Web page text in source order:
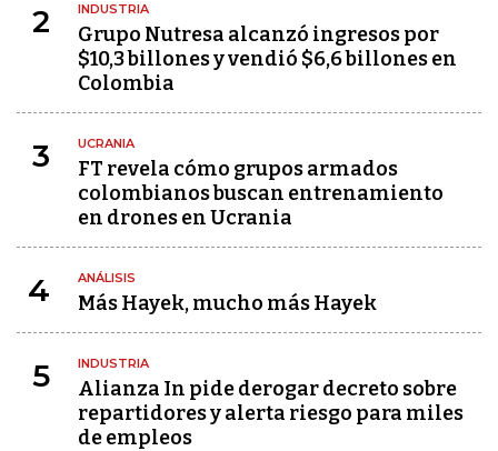
2 INDUSTRIA
Grupo Nutresa alcanzó ingresos por
$10,3 billones y vendió $6,6 billones en
Colombia
3 UCRANIA
FT revela cómo grupos armados
colombianos buscan entrenamiento
en drones en Ucrania
4 ANÁLISIS
Más Hayek, mucho más Hayek
5 INDUSTRIA
Alianza In pide derogar decreto sobre
repartidores y alerta riesgo para miles
de empleos